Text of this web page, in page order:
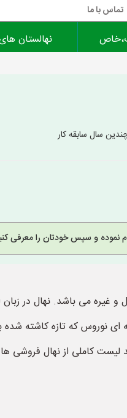
تماس با ما
نهالستان
سال سابقه کار
نموده و سپس خودتان را معرفی
ای نوروس که تازه کاشته
لیست کاملی از نهال